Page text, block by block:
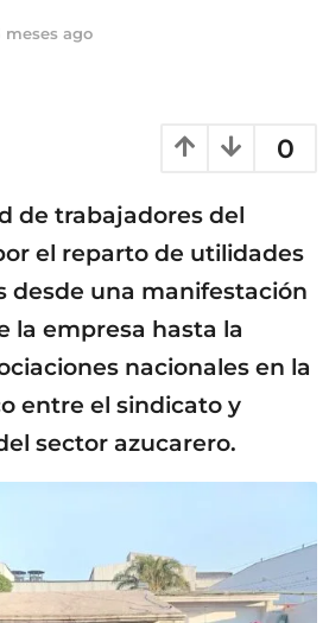
meses ago
o
0
de trabajadores del
el reparto de utilidades
desde una manifestación
la empresa hasta la
nacionales en la
entre el sindicato y
sector azucarero.